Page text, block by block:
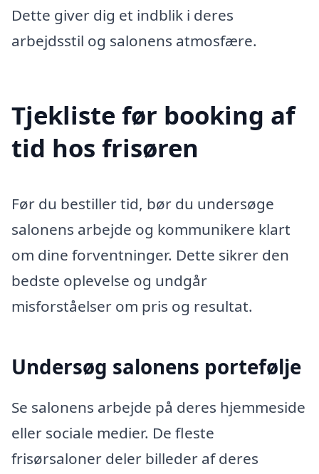
Dette giver dig et indblik i deres
arbejdsstil og salonens atmosfære.
Tjekliste før booking af
tid hos frisøren
Før du bestiller tid, bør du undersøge
salonens arbejde og kommunikere klart
om dine forventninger. Dette sikrer den
bedste oplevelse og undgår
misforståelser om pris og resultat.
Undersøg salonens portefølje
Se salonens arbejde på deres hjemmeside
eller sociale medier. De fleste
frisørsaloner deler billeder af deres